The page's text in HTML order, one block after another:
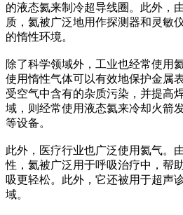
的液态氦来制冷超导线圈。此外，
质，氦被广泛地用作探测器和灵敏
的惰性环境。
除了科学领域外，工业也经常使用
使用惰性气体可以有效地保护金属
受空气中含有的杂质污染，并提高
域，则经常使用液态氦来冷却火箭
等设备。
此外，医疗行业也广泛使用氦气。
性，氦被广泛用于呼吸治疗中，帮
吸更轻松。此外，它还被用于超声
域。